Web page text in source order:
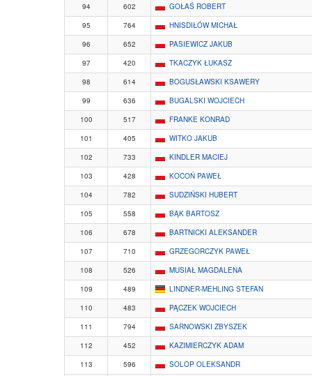
94
602
GOŁAŚ ROBERT
95
764
HNISDIŁÓW MICHAŁ
96
652
PASIEWICZ JAKUB
97
420
TKACZYK ŁUKASZ
98
614
BOGUSŁAWSKI KSAWERY
99
636
BUGALSKI WOJCIECH
100
517
FRANKE KONRAD
101
405
WITKO JAKUB
102
733
KINDLER MACIEJ
103
428
KOCOŃ PAWEŁ
104
782
SUDZIŃSKI HUBERT
105
558
BĄK BARTOSZ
106
678
BARTNICKI ALEKSANDER
107
710
GRZEGORCZYK PAWEŁ
108
526
MUSIAŁ MAGDALENA
109
489
LINDNER-MEHLING STEFAN
110
483
PĄCZEK WOJCIECH
111
794
SARNOWSKI ZBYSZEK
112
452
KAZIMIERCZYK ADAM
113
596 SOLOP OLEKSANDR